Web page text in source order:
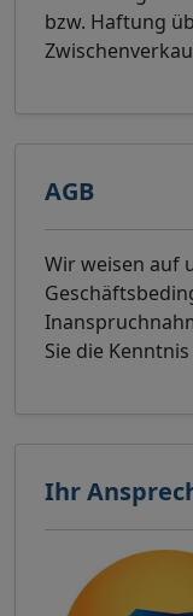
bzw. Haftung
AGB
Wir weisen auf
Sie die
Ihr